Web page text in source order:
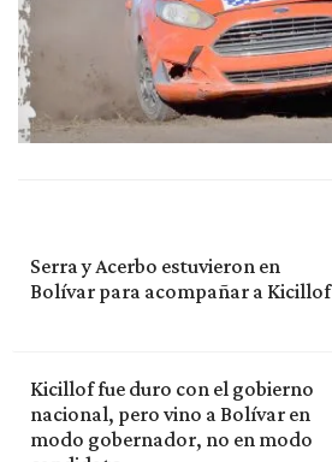
Serra y Acerbo estuvieron en
Bolívar para acompañar a Kicillof
Kicillof fue duro con el gobierno
nacional, pero vino a Bolívar en
modo gobernador, no en modo